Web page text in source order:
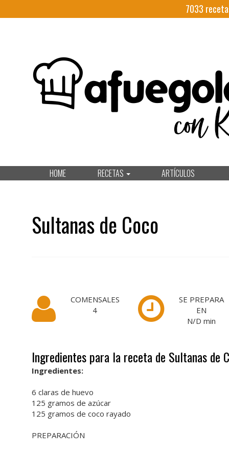
7033
HOME RECETAS ARTÍCULOS
Sultanas de Coco
COMENSALES
4
SE PREPARA
EN
N/D min
Ingredientes para la receta de Sultanas de
Ingredientes:
6 claras de huevo
125 gramos de azúcar
125 gramos de coco rayado
PREPARACIÓN